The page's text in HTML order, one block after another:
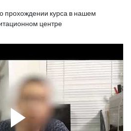
прохождении курса в нашем
центре